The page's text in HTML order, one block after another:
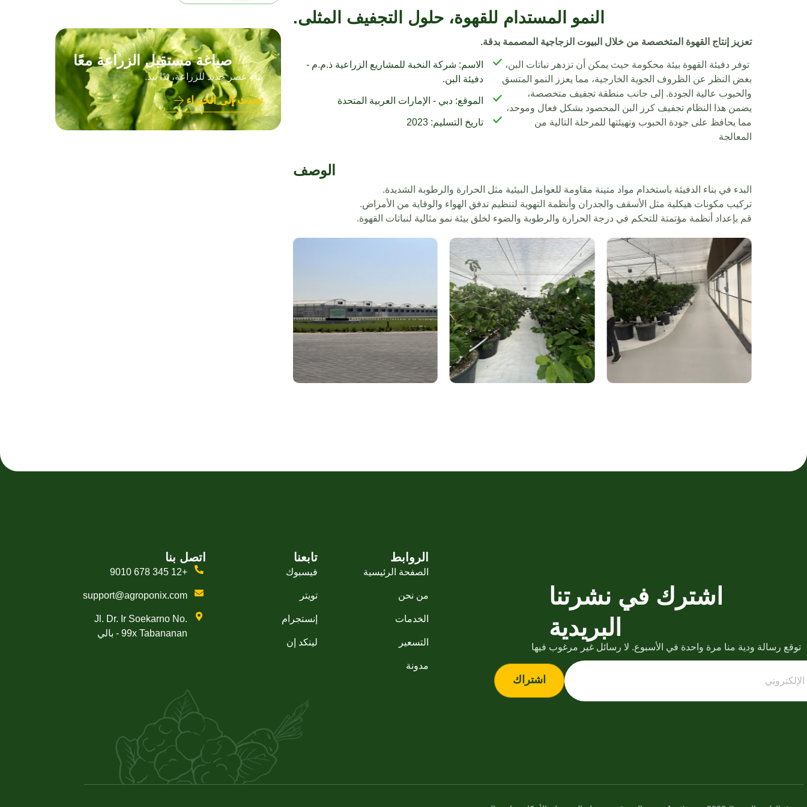
النمو المستدام للقهوة، حلول التجفيف المثلى.
تعزيز إنتاج القهوة المتخصصة من خلال البيوت الزجاجية المصممة بدقة.
توفر دفيئة القهوة بيئة محكومة حيث يمكن أن تزدهر نباتات البن،
بغض النظر عن الظروف الجوية الخارجية، مما يعزز النمو المتسق
والحبوب عالية الجودة. إلى جانب منطقة تجفيف متخصصة،
يضمن هذا النظام تجفيف كرز البن المحصود بشكل فعال وموحد،
مما يحافظ على جودة الحبوب وتهيئتها للمرحلة التالية من
المعالجة
الاسم: شركة النخبة للمشاريع الزراعية ذ.م.م -
دفيئة البن.
الموقع: دبي - الإمارات العربية المتحدة
تاريخ التسليم: 2023
الوصف
البدء في بناء الدفيئة باستخدام مواد متينة مقاومة للعوامل البيئية مثل الحرارة والرطوبة الشديدة.
تركيب مكونات هيكلية مثل الأسقف والجدران وأنظمة التهوية لتنظيم تدفق الهواء والوقاية من الأمراض.
قم بإعداد أنظمة مؤتمتة للتحكم في درجة الحرارة والرطوبة والضوء لخلق بيئة نمو مثالية لنباتات القهوة.
صياغة مستقبل الزراعة معًا
بناء عصر جديد للزراعة، يدًا بيد.
تحدث إلى الخبراء
اشترك في نشرتنا
البريدية
توقع رسالة ودية منا مرة واحدة في الأسبوع. لا رسائل غير مرغوب فيها
اشتراك
الروابط
الصفحة الرئيسية
من نحن
الخدمات
التسعير
مدونة
تابعنا
فيسبوك
تويتر
إنستجرام
لينكد إن
اتصل بنا
+12 345 678 9010
support@agroponix.com
Jl. Dr. Ir Soekarno No.
99x Tabananan - بالي